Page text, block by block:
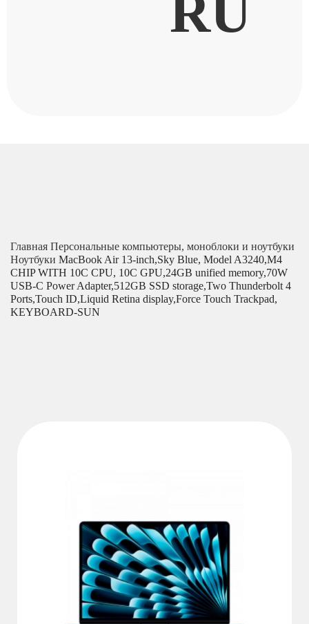
RU
Главная Персональные компьютеры, моноблоки и ноутбуки
Ноутбуки MacBook Air 13-inch,Sky Blue, Model A3240,M4
CHIP WITH 10C CPU, 10C GPU,24GB unified memory,70W
USB-C Power Adapter,512GB SSD storage,Two Thunderbolt 4
Ports,Touch ID,Liquid Retina display,Force Touch Trackpad,
KEYBOARD-SUN